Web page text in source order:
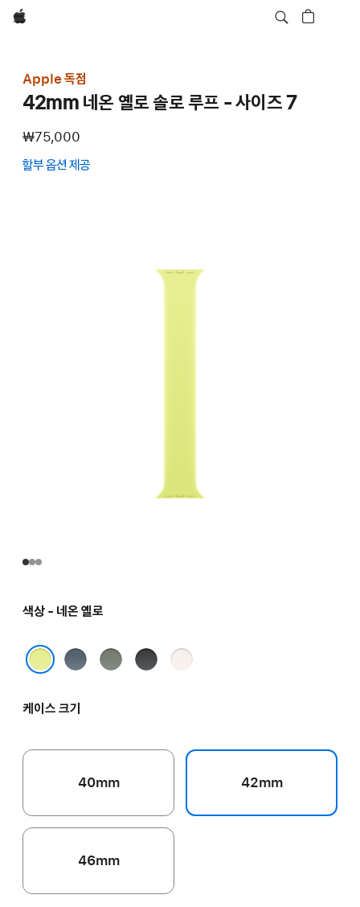
Apple
Apple 독점
42mm 네온 옐로 솔로 루프 - 사이즈 7
₩75,000
할부 옵션 제공
색상 - 네온 옐로
앵커
그린
블랙
라이트
케이스 크기
40mm 42mm
46mm